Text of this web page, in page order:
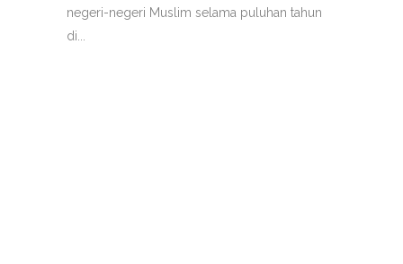
negeri-negeri Muslim selama puluhan tahun
di...